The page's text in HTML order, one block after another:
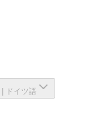
ドイツ語